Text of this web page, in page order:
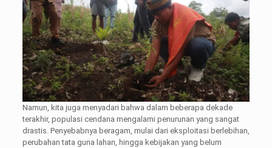
Namun, kita juga menyadari bahwa dalam beberapa dekade
terakhir, populasi cendana mengalami penurunan yang sangat
drastis. Penyebabnya beragam, mulai dari eksploitasi berlebihan,
perubahan tata guna lahan, hingga kebijakan yang belum